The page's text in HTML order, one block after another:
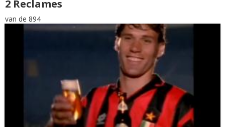
2 Reclames
van de 894